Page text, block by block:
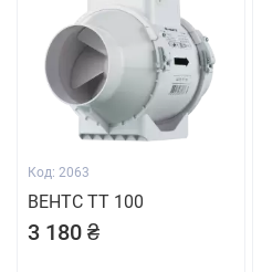
Код: 2063
ВЕНТС ТТ 100
3 180 ₴